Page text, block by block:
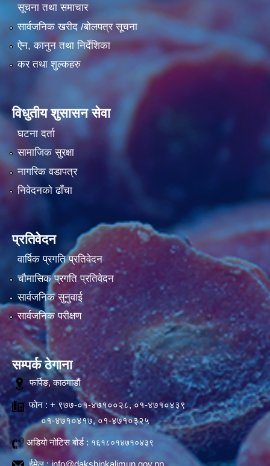
सूचना तथा समाचार
सार्वजनिक खरीद /बोलपत्र सूचना
ऐन, कानुन तथा निर्देशिका
कर तथा शुल्कहरु
विधुतीय शुसासन सेवा
घटना दर्ता
सामाजिक सुरक्षा
नागरिक वडापत्र
निवेदनको ढाँचा
प्रतिवेदन
वार्षिक प्रगति प्रतिवेदन
चौमासिक प्रगति प्रतिवेदन
सार्वजनिक सुनुवाई
सार्वजनिक परीक्षण
सम्पर्क ठेगाना
फर्पिङ, काठमाडौं
फोन : + ९७७-०१-४७१००२८, ०१-४७१०४३९
०१-४७१०४१७, ०१-४७१०३२५
अडियो नोटिस बोर्ड : १६१८०१४७१०४३९
ईमेल :info@dakshinkalimun.gov.np